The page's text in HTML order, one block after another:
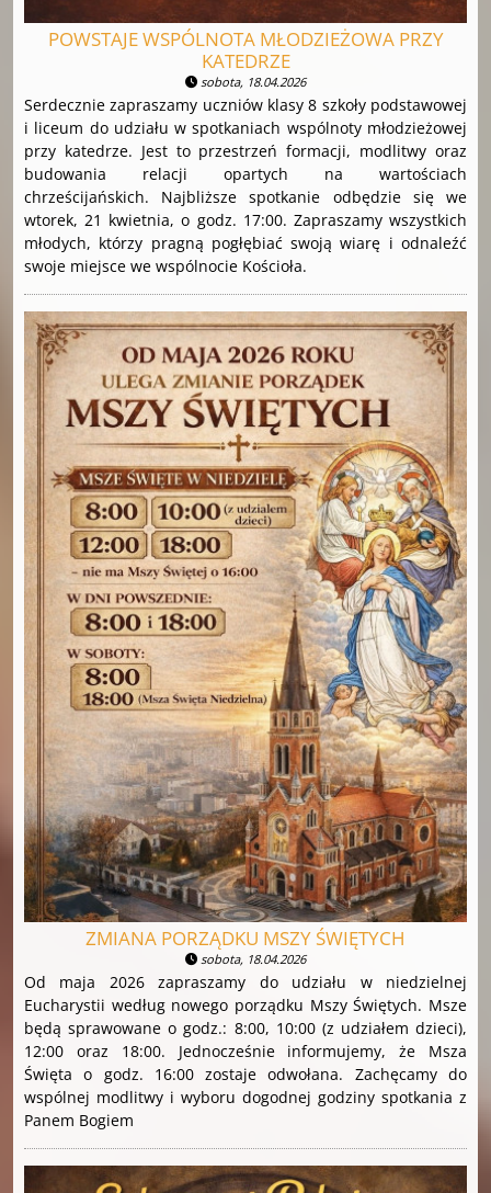
POWSTAJE WSPÓLNOTA MŁODZIEŻOWA PRZY
KATEDRZE
sobota, 18.04.2026
Serdecznie zapraszamy uczniów klasy 8 szkoły podstawowej
i liceum do udziału w spotkaniach wspólnoty młodzieżowej
przy katedrze. Jest to przestrzeń formacji, modlitwy oraz
budowania relacji opartych na wartościach
chrześcijańskich. Najbliższe spotkanie odbędzie się we
wtorek, 21 kwietnia, o godz. 17:00. Zapraszamy wszystkich
młodych, którzy pragną pogłębiać swoją wiarę i odnaleźć
swoje miejsce we wspólnocie Kościoła.
ZMIANA PORZĄDKU MSZY ŚWIĘTYCH
sobota, 18.04.2026
Od maja 2026 zapraszamy do udziału w niedzielnej
Eucharystii według nowego porządku Mszy Świętych. Msze
będą sprawowane o godz.: 8:00, 10:00 (z udziałem dzieci),
12:00 oraz 18:00. Jednocześnie informujemy, że Msza
Święta o godz. 16:00 zostaje odwołana. Zachęcamy do
wspólnej modlitwy i wyboru dogodnej godziny spotkania z
Panem Bogiem